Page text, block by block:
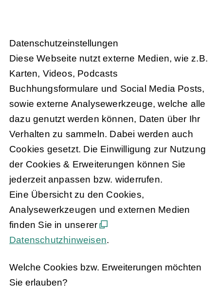
Daten­schutz­ein­stel­lun­gen
Diese Webseite nutzt externe Medien, wie z.B.
Karten, Videos, Podcasts
Buchhungsformulare und Social Media Posts,
sowie externe Analysewerkzeuge, welche alle
dazu genutzt werden können, Daten über Ihr
Verhalten zu sammeln. Dabei werden auch
Cookies gesetzt. Die Einwilligung zur Nutzung
der Cookies & Erweiterungen können Sie
jederzeit anpassen bzw. widerrufen.
Eine Übersicht zu den Cookies,
Analysewerkzeugen und externen Medien
finden Sie in unserer
Datenschutzhinweisen.
Welche Cookies bzw. Erweiterungen möchten
Sie erlauben?